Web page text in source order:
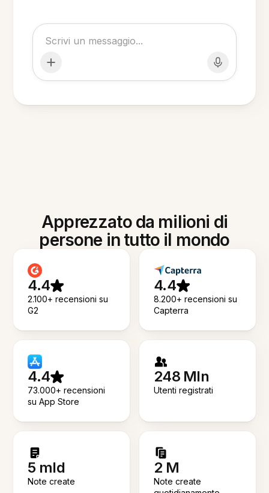
Apprezzato da milioni di
persone in tutto il mondo
4.4
2.100+ recensioni su
G2
4.4
8.200+ recensioni su
Capterra
4.4
73.000+ recensioni
su App Store
248 Mln
Utenti registrati
5 mld
Note create
2 M
Note create